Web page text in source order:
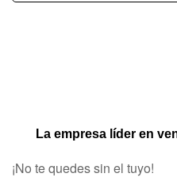
La empresa líder en
¡No te quedes sin el tuyo!